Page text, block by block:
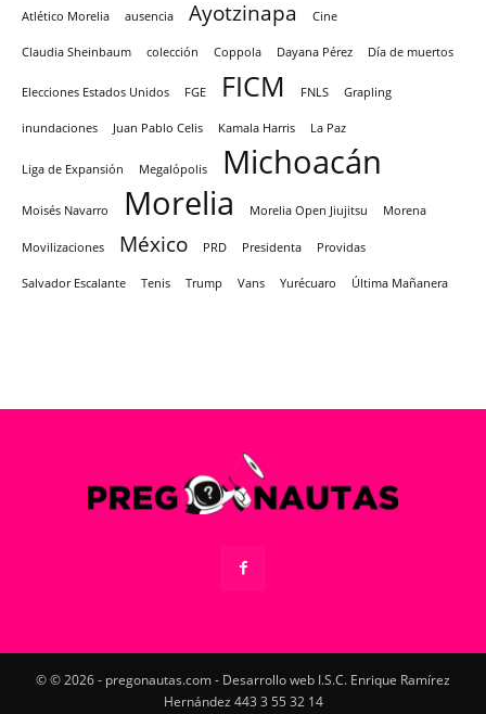
Atlético Morelia ausencia Ayotzinapa Cine
Claudia Sheinbaum colección Coppola Dayana Pérez Día de muertos
Elecciones Estados Unidos FGE FICM FNLS Grapling
inundaciones Juan Pablo Celis Kamala Harris La Paz
Liga de Expansión Megalópolis Michoacán
Moisés Navarro Morelia Morelia Open Jiujitsu Morena
Movilizaciones México PRD Presidenta Providas
Salvador Escalante Tenis Trump Vans Yurécuaro Última Mañanera
© © 2026 - pregonautas.com - Desarrollo web I.S.C. Enrique Ramírez
Hernández 443 3 55 32 14